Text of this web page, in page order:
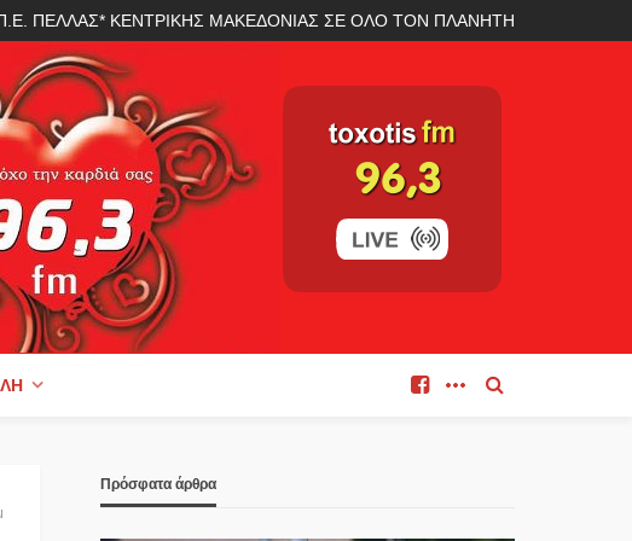
ΠΕΛΛΑΣ* ΚΕΝΤΡΙΚΗΣ ΜΑΚΕΔΟΝΙΑΣ ΣΕ ΟΛΟ ΤΟΝ ΠΛΑΝΗΤΗ
Πρόσφατα άρθρα